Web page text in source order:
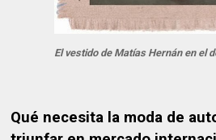
El vestido de Matías Hernán en el
Qué necesita la moda de